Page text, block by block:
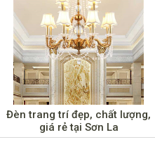
Đèn trang trí đẹp, chất lượng,
giá rẻ tại Sơn La